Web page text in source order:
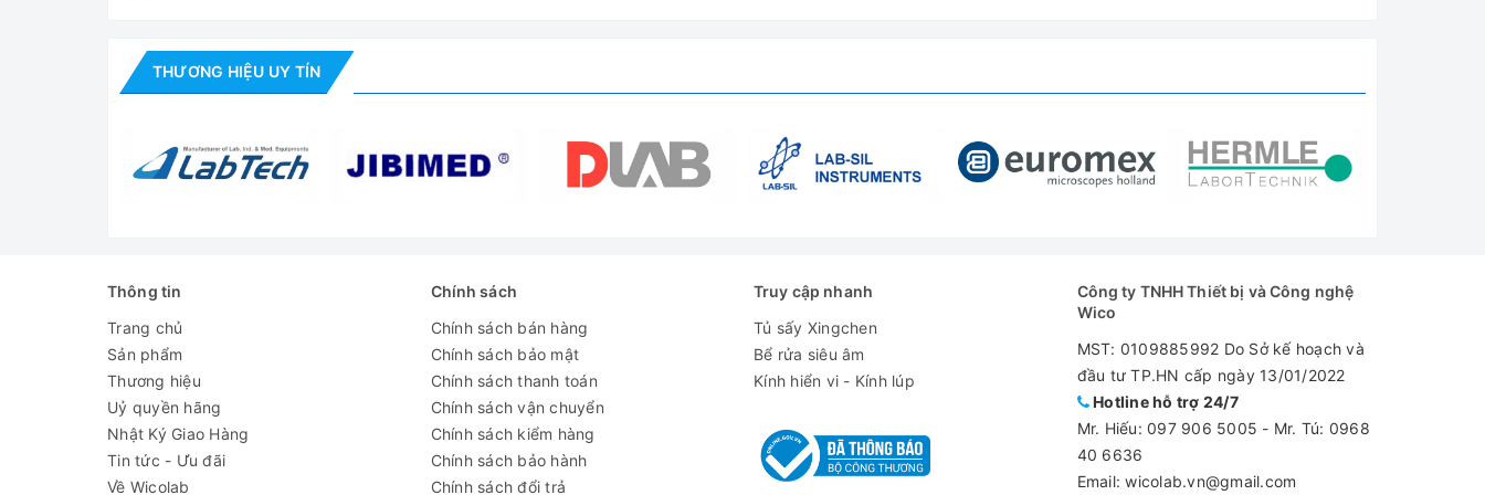
Áp suất tối đa
Dải thời gian cài đặt 0-60min
105-134℃
WxDxH (mm）
Kích thước vận
chuyển WxDxH（mm）
G.W/N.W
THƯƠNG HIỆU UY TÍN
Thông tin
Trang chủ
Sản phẩm
Thương hiệu
Uỷ quyền hãng
Nhật Ký Giao Hàng
Tin tức - Ưu đãi
Về Wicolab
Chính sách
Chính sách bán hàng
Chính sách bảo mật
Chính sách thanh toán
Chính sách vận chuyển
Chính sách kiểm hàng
Chính sách bảo hành
Chính sách đổi trả
Truy cập nhanh
Tủ sấy Xingchen
Bể rửa siêu âm
Kính hiển vi - Kính lúp
Công ty TNHH Thiết bị và Công nghệ
Wico
MST: 0109885992 Do Sở kế hoạch và
đầu tư TP.HN cấp ngày 13/01/2022
Hotline hỗ trợ 24/7
Mr. Hiếu: 097 906 5005 - Mr. Tú: 0968
40 6636
Email: wicolab.vn@gmail.com